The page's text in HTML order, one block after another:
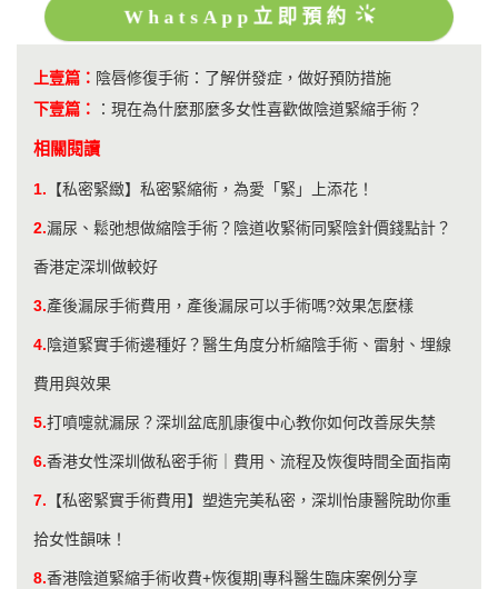
WhatsApp立即預約
上壹篇： 陰唇修復手術：了解併發症，做好預防措施
下壹篇：
： 現在為什麼那麼多女性喜歡做陰道緊縮手術？
相關閱讀
1. 【私密緊緻】私密緊縮術，為愛「緊」上添花！
2.漏尿、鬆弛想做縮陰手術？陰道收緊術同緊陰針價錢點計？
香港定深圳做較好
3.產後漏尿手術費用，產後漏尿可以手術嗎?效果怎麼樣
4.陰道緊實手術邊種好？醫生角度分析縮陰手術、雷射、埋線
費用與效果
5.​打噴嚏就漏尿？深圳盆底肌康復中心教你如何改善尿失禁
6.香港女性深圳做私密手術｜費用、流程及恢復時間全面指南
7. 【私密緊實手術費用】塑造完美私密，深圳怡康醫院助你重
拾女性韻味！
8.香港陰道緊縮手術收費+恢復期|專科醫生臨床案例分享